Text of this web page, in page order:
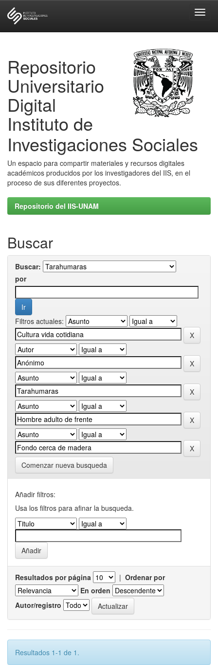
Repositorio
Universitario
Digital
Instituto de
Investigaciones Sociales
Un espacio para compartir materiales y recursos digitales
académicos producidos por los investigadores del IIS, en el
proceso de sus diferentes proyectos.
Repositorio del IIS-UNAM
Buscar
Buscar:
por
Filtros actuales:
Comenzar nueva busqueda
Añadir filtros:
Usa los filtros para afinar la busqueda.
Resultados por página | Ordenar por
En orden
Autor/registro
Resultados 1-1 de 1.